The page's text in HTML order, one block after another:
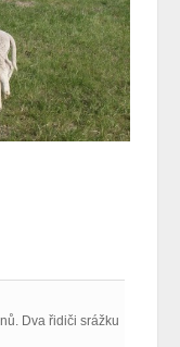
Dva řidiči srážku